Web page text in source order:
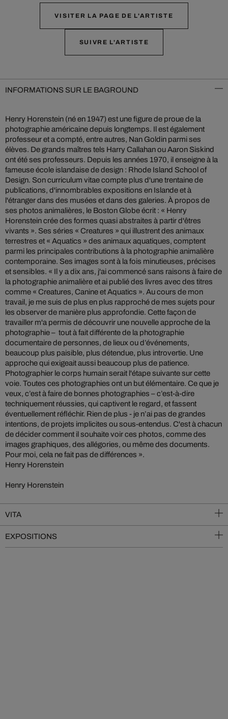
VISITER LA PAGE DE L'ARTISTE
SUIVRE L'ARTISTE
INFORMATIONS SUR LE BAGROUND
Henry Horenstein (né en 1947) est une figure de proue de la
photographie américaine depuis longtemps. Il est également
professeur et a compté, entre autres, Nan Goldin parmi ses
élèves. De grands maîtres tels Harry Callahan ou Aaron Siskind
ont été ses professeurs. Depuis les années 1970, il enseigne à la
fameuse école islandaise de design : Rhode Island School of
Design. Son curriculum vitae compte plus d'une trentaine de
publications, d'innombrables expositions en Islande et à
l'étranger dans des musées et dans des galeries. À propos de
ses photos animalières, le Boston Globe écrit : « Henry
Horenstein crée des formes quasi abstraites à partir d'êtres
vivants ». Ses séries « Creatures » qui illustrent des animaux
terrestres et « Aquatics » des animaux aquatiques, comptent
parmi les principales contributions à la photographie animalière
contemporaine. Ses images sont à la fois minutieuses, précises
et sensibles. « Il y a dix ans, j'ai commencé sans raisons à faire de
la photographie animalière et ai publié des livres avec des titres
comme « Creatures, Canine et Aquatics ». Au cours de mon
travail, je me suis de plus en plus rapproché de mes sujets pour
les observer de manière plus approfondie. Cette façon de
travailler m'a permis de découvrir une nouvelle approche de la
photographie – tout à fait différente de la photographie
documentaire de personnes, de lieux ou d’événements,
beaucoup plus paisible, plus détendue, plus introvertie. Une
approche qui exigeait aussi beaucoup plus de patience.
Photographier le corps humain serait l'étape suivante sur cette
voie. Toutes ces photographies ont un but élémentaire. Ce que je
veux, c’est à faire de bonnes photographies – c’est-à-dire
techniquement réussies, qui captivent le regard, et fassent
éventuellement réfléchir. Rien de plus - je n’ai pas de grandes
intentions, de projets implicites ou sous-entendus. C'est à chacun
de décider comment il souhaite voir ces photos, comme des
images graphiques, des allégories, ou même des documents.
Pour moi, cela ne fait pas de différences ».
Henry Horenstein
Henry Horenstein
VITA
EXPOSITIONS